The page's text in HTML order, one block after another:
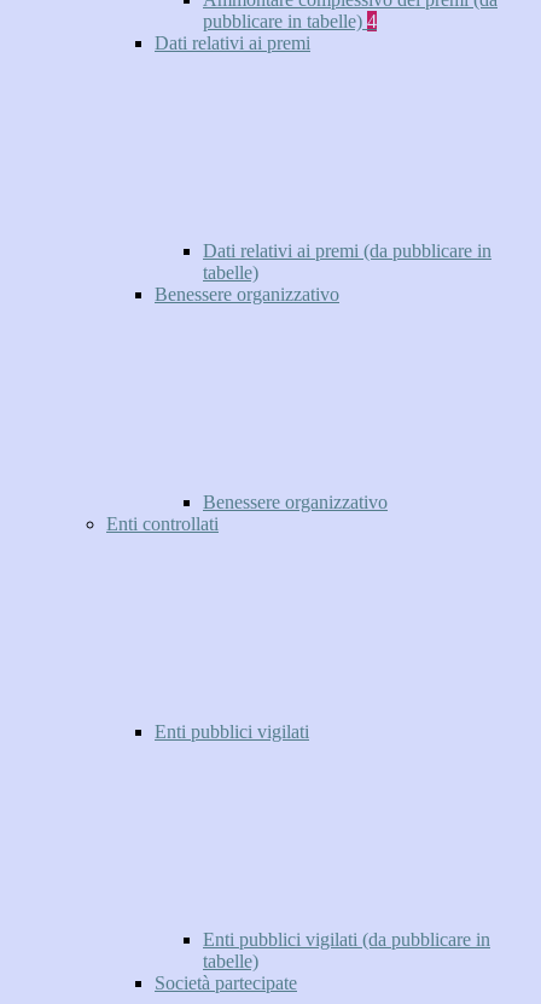
pubblicare in tabelle) 4
Dati relativi ai premi
Dati relativi ai premi (da pubblicare in
tabelle)
Benessere organizzativo
Benessere organizzativo
Enti controllati
Enti pubblici vigilati
Enti pubblici vigilati (da pubblicare in
tabelle)
Società partecipate